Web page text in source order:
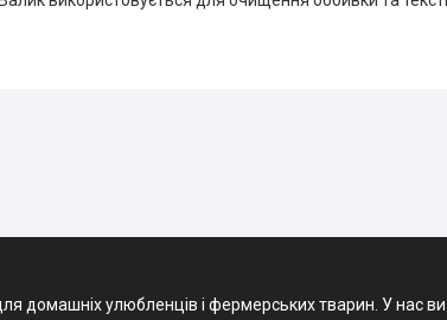
улюбленців і фермерських тварин. У нас ви